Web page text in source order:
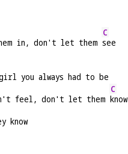
in, don't let them
C
see
you always had to be
feel, don't let them
C
know
know